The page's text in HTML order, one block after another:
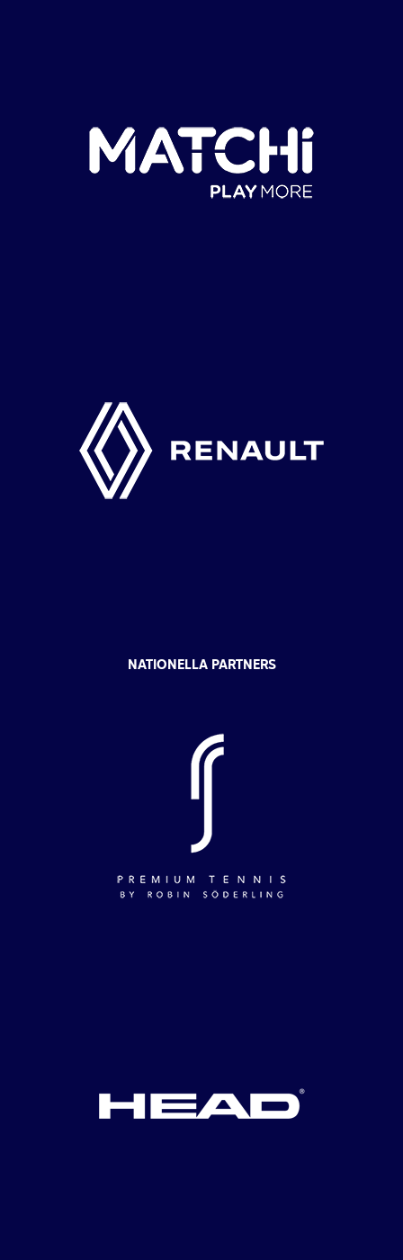
NATIONELLA PARTNERS